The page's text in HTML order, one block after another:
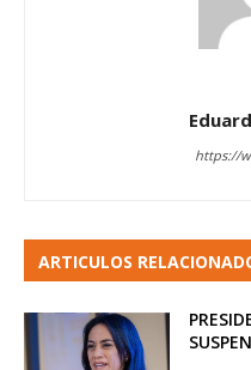
https://
ARTICULOS